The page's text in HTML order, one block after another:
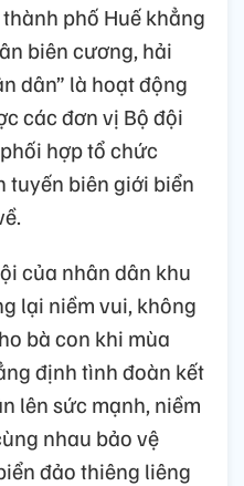
phố Huế khẳng
biên cương, hải
dân” là hoạt động
các đơn vị Bộ đội
hợp tổ chức
tuyến biên giới biển
của nhân dân khu
lại niềm vui, không
bà con khi mùa
định tình đoàn kết
lên sức mạnh, niềm
nhau bảo vệ
đảo thiêng liêng